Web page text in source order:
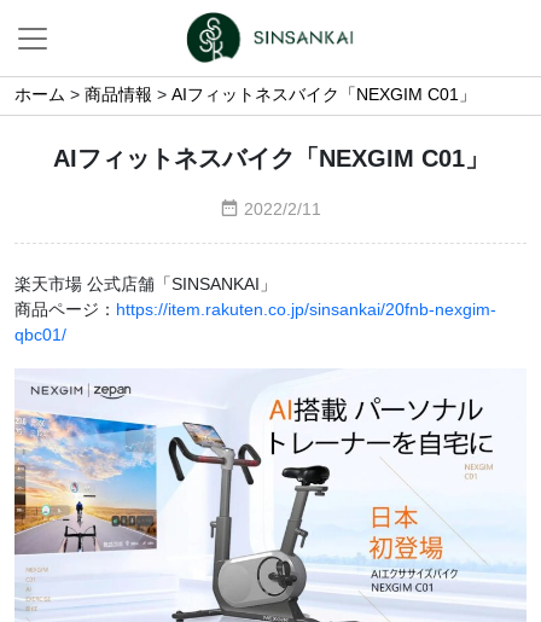
ホーム > 商品情報 > AIフィットネスバイク「NEXGIM C01」
AIフィットネスバイク「NEXGIM C01」
2022/2/11
楽天市場 公式店舗「SINSANKAI」
商品ページ： https://item.rakuten.co.jp/sinsankai/20fnb-nexgim-
qbc01/